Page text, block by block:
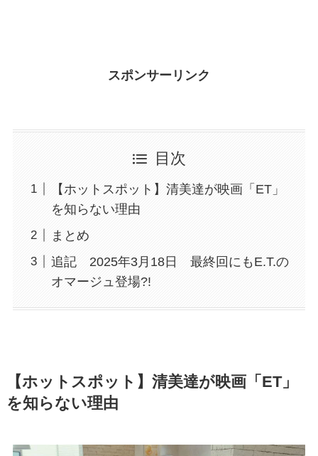
スポンサーリンク
目次
【ホットスポット】清美達が映画「ET」
を知らない理由
まとめ
追記 2025年3月18日 最終回にもE.T.の
オマージュ登場?!
【ホットスポット】清美達が映画「ET」
を知らない理由